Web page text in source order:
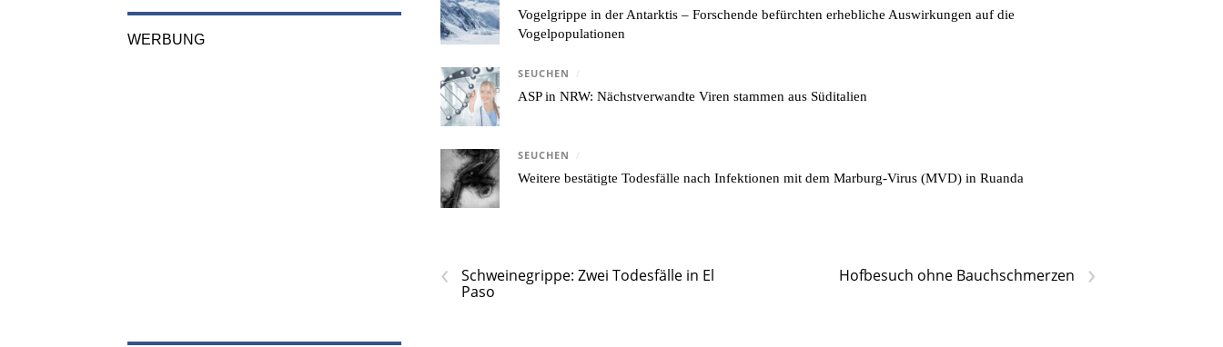
Vogelgrippe in der Antarktis – Forschende befürchten erhebliche Auswirkungen auf die
Vogelpopulationen
SEUCHEN /
ASP in NRW: Nächstverwandte Viren stammen aus Süditalien
SEUCHEN /
Weitere bestätigte Todesfälle nach Infektionen mit dem Marburg-Virus (MVD) in Ruanda
‹
Schweinegrippe: Zwei Todesfälle in El
Paso
›
Hofbesuch ohne Bauchschmerzen
WERBUNG